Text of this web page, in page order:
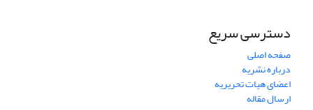
دسترسی سریع
صفحه اصلی
درباره نشریه
اعضای هیات تحریریه
ارسال مقاله